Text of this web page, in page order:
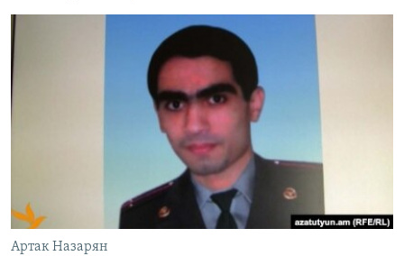
поиску
English
Русский
Артак Назарян